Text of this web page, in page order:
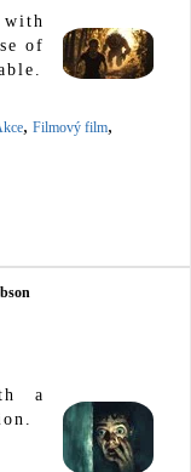
of
, Filmový film,
a